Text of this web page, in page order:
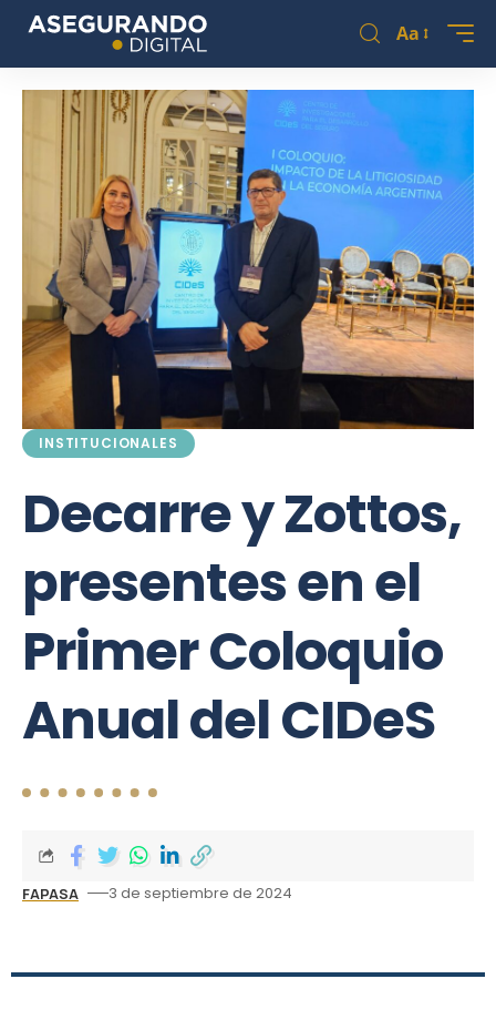
Aa
INSTITUCIONALES
Decarre y Zottos,
presentes en el
Primer Coloquio
Anual del CIDeS
FAPASA 3 de septiembre de 2024